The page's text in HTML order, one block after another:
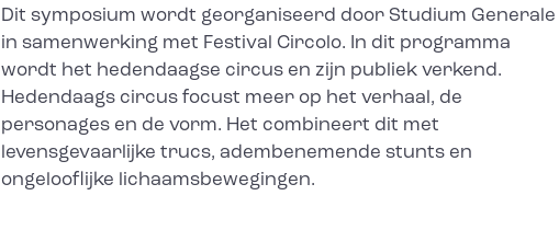
Dit symposium wordt georganiseerd door Studium Generale
in samenwerking met Festival Circolo. In dit programma
wordt het hedendaagse circus en zijn publiek verkend.
Hedendaags circus focust meer op het verhaal, de
personages en de vorm. Het combineert dit met
levensgevaarlijke trucs, adembenemende stunts en
ongelooflijke lichaamsbewegingen.